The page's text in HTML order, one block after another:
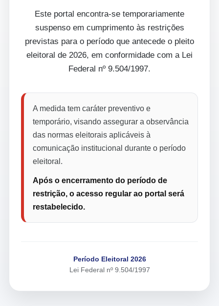
Este portal encontra-se temporariamente
suspenso em cumprimento às restrições
previstas para o período que antecede o pleito
eleitoral de 2026, em conformidade com a Lei
Federal nº 9.504/1997.
A medida tem caráter preventivo e
temporário, visando assegurar a observância
das normas eleitorais aplicáveis à
comunicação institucional durante o período
eleitoral.
Após o encerramento do período de
restrição, o acesso regular ao portal será
restabelecido.
Período Eleitoral 2026
Lei Federal nº 9.504/1997